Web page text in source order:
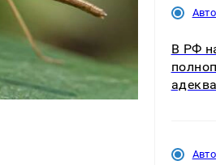
Авто
В РФ
Авто